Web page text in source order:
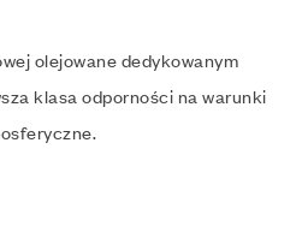
olejowane dedykowanym
klasa odporności na warunki